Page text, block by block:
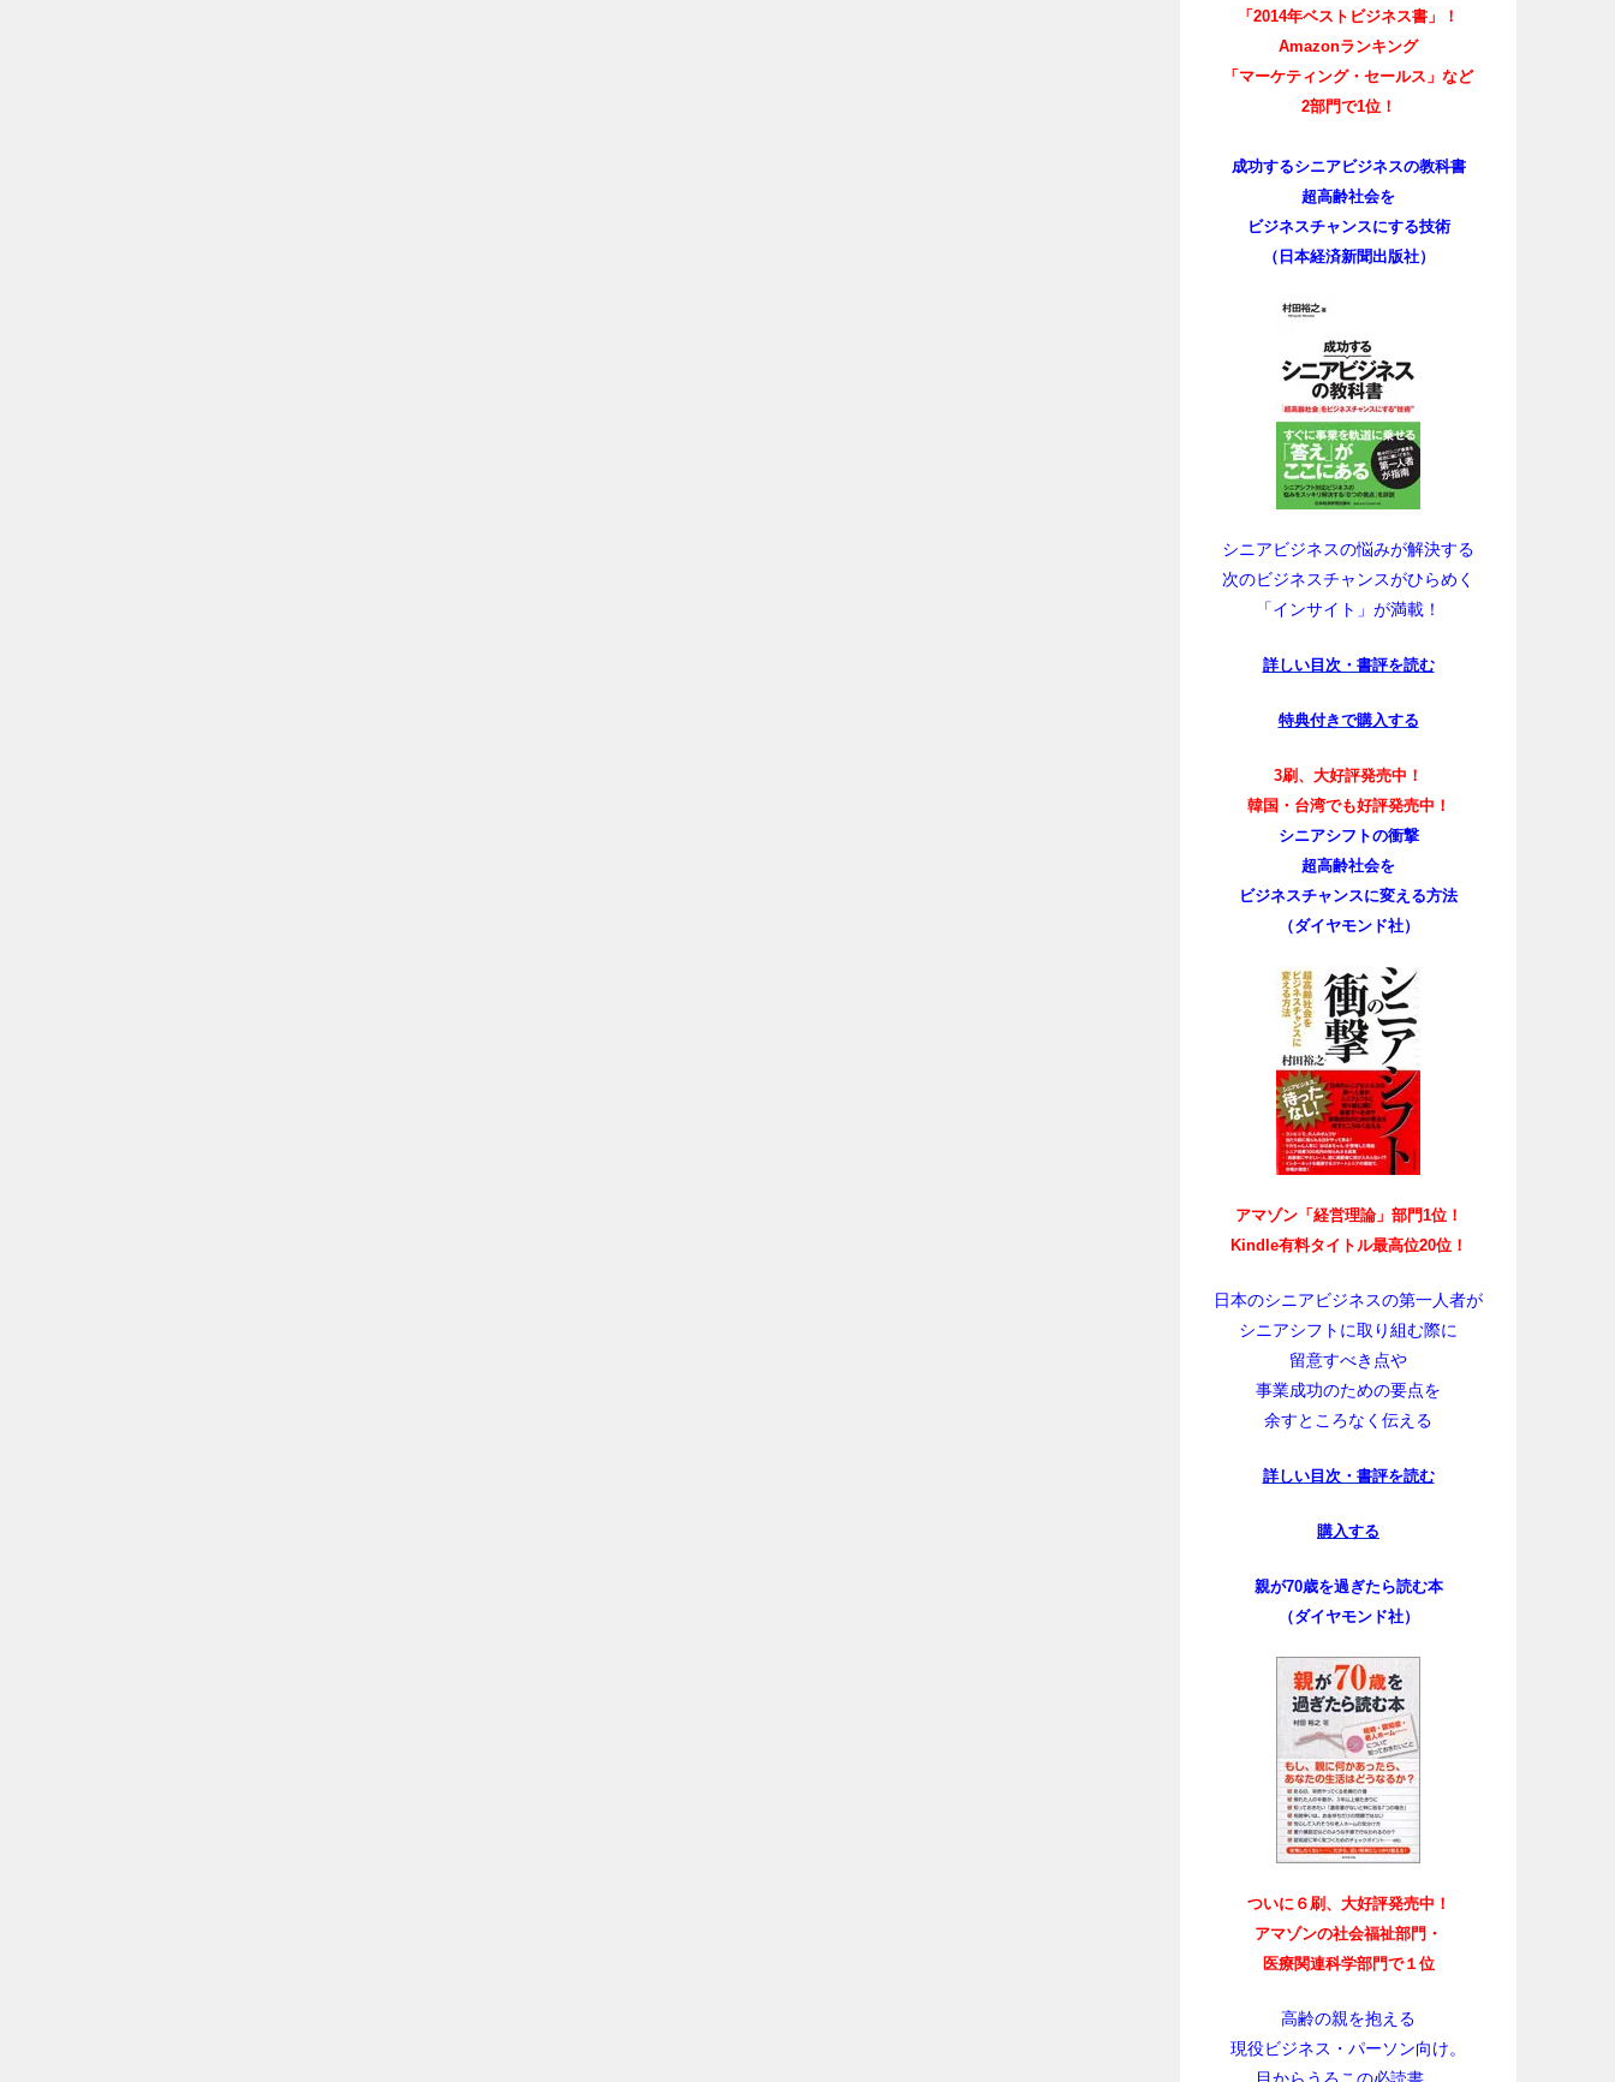
「2014年ベストビジネス書」！
Amazonランキング
「マーケティング・セールス」など
2部門で1位！
成功するシニアビジネスの教科書
超高齢社会を
ビジネスチャンスにする技術
（日本経済新聞出版社）
シニアビジネスの悩みが解決する
次のビジネスチャンスがひらめく
「インサイト」が満載！
詳しい目次・書評を読む
特典付きで購入する
3刷、大好評発売中！
韓国・台湾でも好評発売中！
シニアシフトの衝撃
超高齢社会を
ビジネスチャンスに変える方法
（ダイヤモンド社）
アマゾン「経営理論」部門1位！
Kindle有料タイトル最高位20位！
日本のシニアビジネスの第一人者が
シニアシフトに取り組む際に
留意すべき点や
事業成功のための要点を
余すところなく伝える
詳しい目次・書評を読む
購入する
親が70歳を過ぎたら読む本
（ダイヤモンド社）
ついに６刷、大好評発売中！
アマゾンの社会福祉部門・
医療関連科学部門で１位
高齢の親を抱える
現役ビジネス・パーソン向け。
目からうろこの必読書。